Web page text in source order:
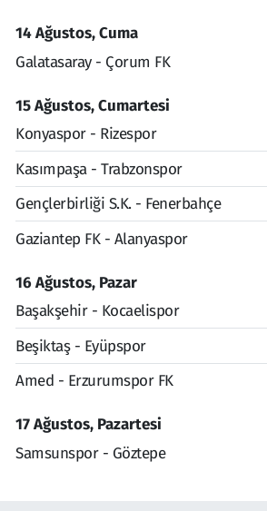
14 Ağustos, Cuma
Galatasaray - Çorum FK
15 Ağustos, Cumartesi
Konyaspor - Rizespor
Kasımpaşa - Trabzonspor
Gençlerbirliği S.K. - Fenerbahçe
Gaziantep FK - Alanyaspor
16 Ağustos, Pazar
Başakşehir - Kocaelispor
Beşiktaş - Eyüpspor
Amed - Erzurumspor FK
17 Ağustos, Pazartesi
Samsunspor - Göztepe